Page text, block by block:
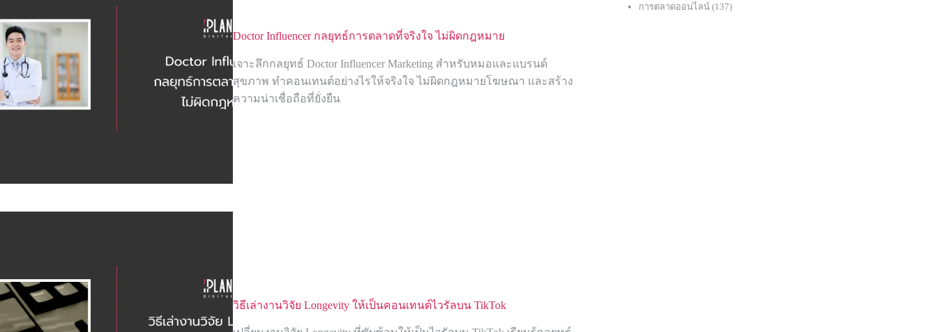
Doctor Influencer กลยุทธ์การตลาดที่จริงใจ ไม่ผิดกฎหมาย
เจาะลึกกลยุทธ์ Doctor Influencer Marketing สำหรับหมอและแบรนด์
สุขภาพ ทำคอนเทนต์อย่างไรให้จริงใจ ไม่ผิดกฎหมายโฆษณา และสร้าง
ความน่าเชื่อถือที่ยั่งยืน
วิธีเล่างานวิจัย Longevity ให้เป็นคอนเทนต์ไวรัลบน TikTok
การตลาดออนไลน์(137)